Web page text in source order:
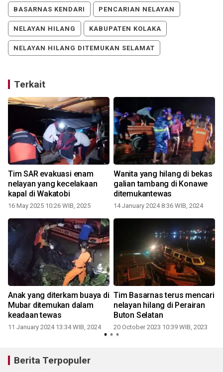
BASARNAS KENDARI PENCARIAN NELAYAN
NELAYAN HILANG KABUPATEN KOLAKA
NELAYAN HILANG DITEMUKAN SELAMAT
Terkait
Tim SAR evakuasi enam
nelayan yang kecelakaan
kapal di Wakatobi
16 May 2025 10:26 WIB, 2025
Wanita yang hilang di bekas
galian tambang di Konawe
ditemukantewas
14 January 2024 8:36 WIB, 2024
Anak yang diterkam buaya di
Mubar ditemukan dalam
keadaan tewas
11 January 2024 13:34 WIB, 2024
Tim Basarnas terus mencari
nelayan hilang di Perairan
Buton Selatan
20 October 2023 10:39 WIB, 2023
Berita Terpopuler